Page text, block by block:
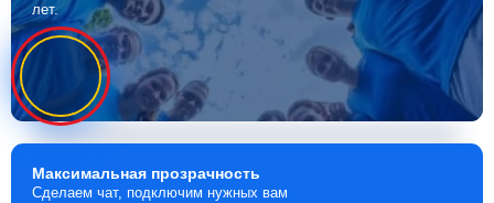
лет.
Максимальная прозрачность
Сделаем чат, подключим нужных вам